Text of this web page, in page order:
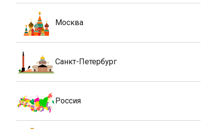
Москва
Санкт-Петербург
Россия